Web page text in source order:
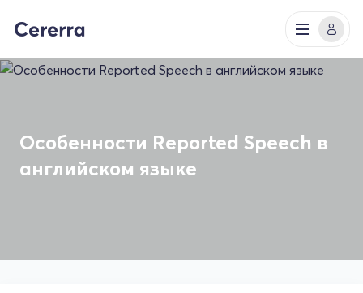
Особенности Reported Speech в
английском языке